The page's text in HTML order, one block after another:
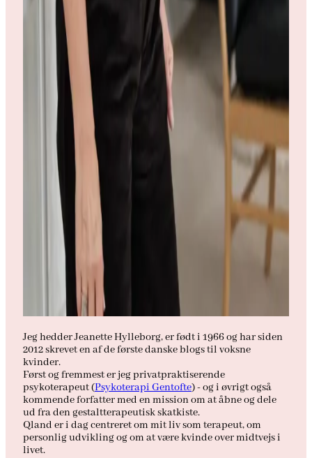
Jeg hedder Jeanette Hylleborg, er født i 1966 og har siden
2012 skrevet en af de første danske blogs til voksne
kvinder.
Først og fremmest er jeg privatpraktiserende
psykoterapeut (Psykoterapi Gentofte) - og i øvrigt også
kommende forfatter med en mission om at åbne og dele
ud fra den gestaltterapeutisk skatkiste.
Qland er i dag centreret om mit liv som terapeut, om
personlig udvikling og om at være kvinde over midtvejs i
livet.